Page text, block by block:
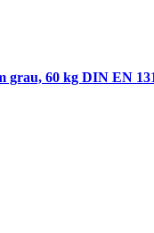
grau, 60 kg DIN EN